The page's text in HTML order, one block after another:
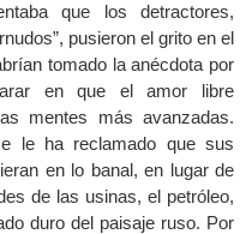
que los detractores,
pusieron el grito en el
tomado la anécdota por
en que el amor libre
mentes más avanzadas.
le ha reclamado que sus
en lo banal, en lugar de
de las usinas, el petróleo,
duro del paisaje ruso. Por